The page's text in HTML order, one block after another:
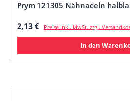
Prym 121305 Nähnadeln
Regulärer Preis:
2,13 € Preise inkl. MwSt. zzgl.
In den